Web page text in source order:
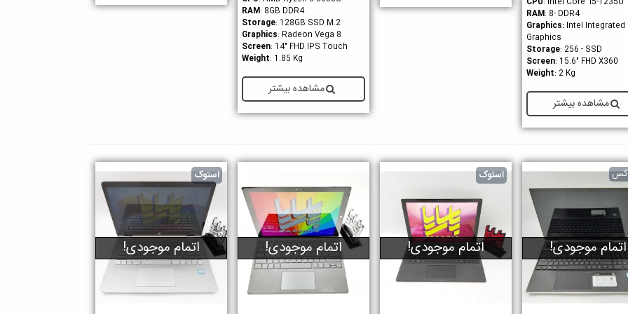
RAM: 8- DDR4
Graphics:Intel Integrated
Graphics
Storage: 256 - SSD
Screen: 15.6" FHD X360
Weight: 2 Kg
مشاهده بیشتر
RAM: 8GB DDR4
Storage: 128GB SSD M.2
Graphics: Radeon Vega 8
Screen: 14" FHD IPS Touch
Weight: 1.85 Kg
مشاهده بیشتر
اتمام موجودی!
استوک
اتمام موجودی! اتمام موجودی!
استوک
اتمام موجودی!